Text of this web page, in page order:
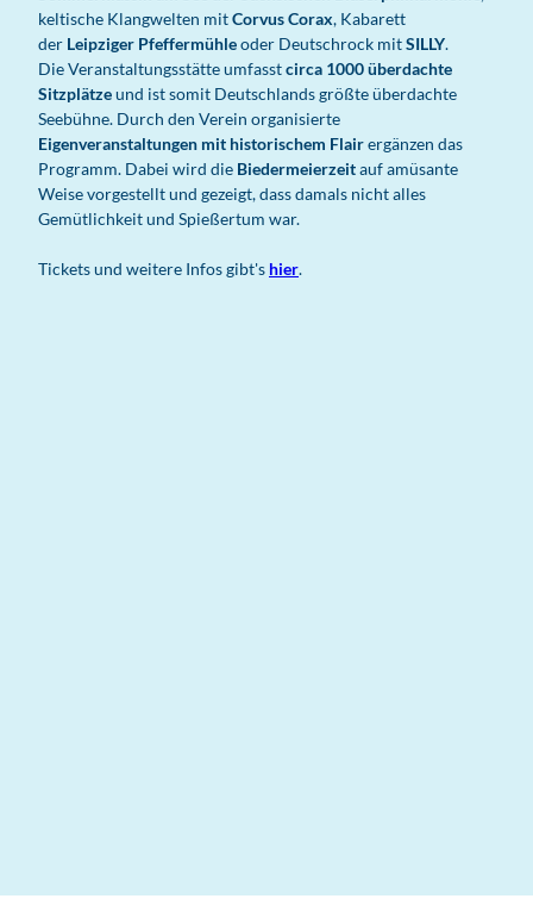
keltische Klangwelten mitCorvus Corax, Kabarett
der Leipziger Pfeffermühleoder Deutschrock mitSILLY.
Die Veranstaltungsstätte umfasstcirca 1000 überdachte
Sitzplätzeund ist somit Deutschlands größte überdachte
Seebühne. Durch den Verein organisierte
Eigenveranstaltungen mit historischem Flairergänzen das
Programm. Dabei wird die Biedermeierzeitauf amüsante
Weise vorgestellt und gezeigt, dass damals nicht alles
Gemütlichkeit und Spießertum war.
Tickets und weitere Infos gibt's hier.